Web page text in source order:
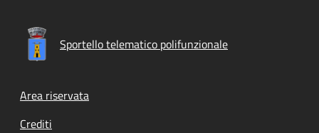
Sportello telematico polifunzionale
Footer menu
Area riservata
Crediti